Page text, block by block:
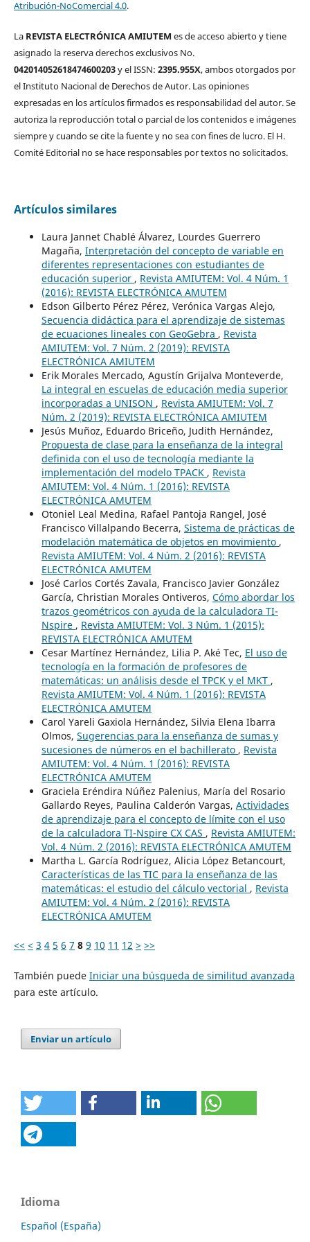
Atribución-NoComercial 4.0.
La REVISTA ELECTRÓNICA AMIUTEM es de acceso abierto y tiene
asignado la reserva derechos exclusivos No.
042014052618474600203y el ISSN: 2395.955X, ambos otorgados por
el Instituto Nacional de Derechos de Autor. Las opiniones
expresadas en los artículos firmados es responsabilidad del autor. Se
autoriza la reproducción total o parcial de los contenidos e imágenes
siempre y cuando se cite la fuente y no sea con fines de lucro. El H.
Comité Editorial no se hace responsables por textos no solicitados.
Artículos similares
Laura Jannet Chablé Álvarez, Lourdes Guerrero
Magaña, Interpretación del concepto de variable en
diferentes representaciones con estudiantes de
educación superior , Revista AMIUTEM: Vol. 4 Núm. 1
(2016): REVISTA ELECTRÓNICA AMUTEM
Edson Gilberto Pérez Pérez, Verónica Vargas Alejo,
Secuencia didáctica para el aprendizaje de sistemas
de ecuaciones lineales con GeoGebra , Revista
AMIUTEM: Vol. 7 Núm. 2 (2019): REVISTA
ELECTRÓNICA AMIUTEM
Erik Morales Mercado, Agustín Grijalva Monteverde,
La integral en escuelas de educación media superior
incorporadas a UNISON , Revista AMIUTEM: Vol. 7
Núm. 2 (2019): REVISTA ELECTRÓNICA AMIUTEM
Jesús Muñoz, Eduardo Briceño, Judith Hernández,
Propuesta de clase para la enseñanza de la integral
definida con el uso de tecnología mediante la
implementación del modelo TPACK , Revista
AMIUTEM: Vol. 4 Núm. 1 (2016): REVISTA
ELECTRÓNICA AMUTEM
Otoniel Leal Medina, Rafael Pantoja Rangel, José
Francisco Villalpando Becerra, Sistema de prácticas de
modelación matemática de objetos en movimiento ,
Revista AMIUTEM: Vol. 4 Núm. 2 (2016): REVISTA
ELECTRÓNICA AMUTEM
José Carlos Cortés Zavala, Francisco Javier González
García, Christian Morales Ontiveros, Cómo abordar los
trazos geométricos con ayuda de la calculadora TI-
Nspire , Revista AMIUTEM: Vol. 3 Núm. 1 (2015):
REVISTA ELECTRÓNICA AMUTEM
Cesar Martínez Hernández, Lilia P. Aké Tec, El uso de
tecnología en la formación de profesores de
matemáticas: un análisis desde el TPCK y el MKT ,
Revista AMIUTEM: Vol. 4 Núm. 1 (2016): REVISTA
ELECTRÓNICA AMUTEM
Carol Yareli Gaxiola Hernández, Silvia Elena Ibarra
Olmos, Sugerencias para la enseñanza de sumas y
sucesiones de números en el bachillerato , Revista
AMIUTEM: Vol. 4 Núm. 1 (2016): REVISTA
ELECTRÓNICA AMUTEM
Graciela Eréndira Núñez Palenius, María del Rosario
Gallardo Reyes, Paulina Calderón Vargas, Actividades
de aprendizaje para el concepto de límite con el uso
de la calculadora TI-Nspire CX CAS , Revista AMIUTEM:
Vol. 4 Núm. 2 (2016): REVISTA ELECTRÓNICA AMUTEM
Martha L. García Rodríguez, Alicia López Betancourt,
Características de las TIC para la enseñanza de las
matemáticas: el estudio del cálculo vectorial , Revista
AMIUTEM: Vol. 4 Núm. 2 (2016): REVISTA
ELECTRÓNICA AMUTEM
<< < 3 4 5 6 7 8 9 10 11 12 > >>
También puede Iniciar una búsqueda de similitud avanzada
para este artículo.
Enviar un artículo
Idioma
Español (España)